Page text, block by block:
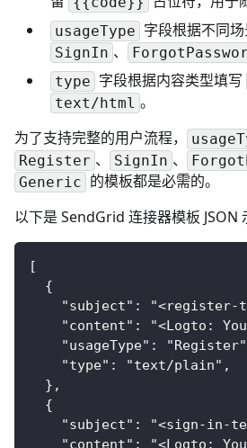
usageType 字段根据不同
SignIn 、
type 字段根据内容类型填写
text/html 。
为了支持完整的用户流程，
Register 、 SignIn 、
Generic 的模板都是必需的。
以下是 SendGrid 连接器模板 JSON
[
  {
"subject": "<register-
"content": "<Logto:
"usageType":
    "type": "text/plain",
  },
  {
"subject": "<sign-in-
"content": "<Logto: